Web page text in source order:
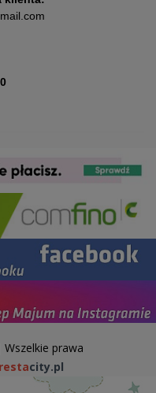
prawa
city.pl